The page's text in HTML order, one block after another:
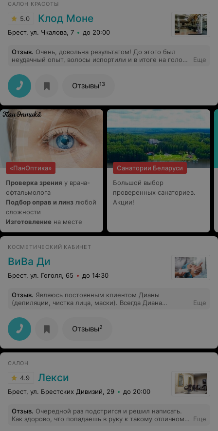
САЛОН КРАСОТЫ
5.0 Клод Моне
Брест, ул. Чкалова, 7 до 20:00
Отзыв. Очень, довольна результатом! До этого был
неудачный опыт, волосы испортили и в итоге на голове
учла все! мои пожелания! В итоге шикарный цвет и
качество волос даже лучше стало. Администратор
была приветлива и кофе вкусный) Итог рекомендую
салон Клод Моне и мастера Анастасию.
Еще
Отзывы13
«ПанОптика»
Проверка зрения у врача-
офтальмолога
Подбор оправ и линз любой
сложности
Изготовление на месте
Санатории Беларуси
Большой выбор
проверенных санаториев.
Акции!
КОСМЕТИЧЕСКИЙ КАБИНЕТ
ВиВа Ди
Брест, ул. Гоголя, 65 до 14:30
Отзыв. Являюсь постоянным клиентом Дианы
(депиляции, чистка лица, маски). Всегда Диана
Высококвалифицированный специалист и просто
хороший человек. Очень рекомендую.
Еще
Отзывы2
САЛОН
4.9 Лекси
Брест, ул. Брестских Дивизий, 29 до 20:00
Отзыв. Очередной раз подстригся и решил написать.
Как здорово, что попадаешь в руку к такому отличному
Еще